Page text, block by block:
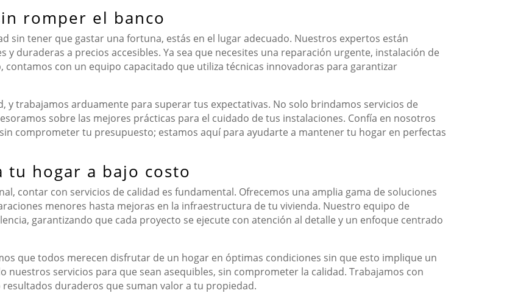
romper el banco
sin tener que gastar una fortuna, estás en el lugar adecuado. Nuestros expertos están
duraderas a precios accesibles. Ya sea que necesites una reparación urgente, instalación de
con un equipo capacitado que utiliza técnicas innovadoras para garantizar
y trabajamos arduamente para superar tus expectativas. No solo brindamos servicios de
sobre las mejores prácticas para el cuidado de tus instalaciones. Confía en nosotros
comprometer tu presupuesto; estamos aquí para ayudarte a mantener tu hogar en perfectas
tu hogar a bajo costo
contar con servicios de calidad es fundamental. Ofrecemos una amplia gama de soluciones
menores hasta mejoras en la infraestructura de tu vivienda. Nuestro equipo de
garantizando que cada proyecto se ejecute con atención al detalle y un enfoque centrado
que todos merecen disfrutar de un hogar en óptimas condiciones sin que esto implique un
nuestros servicios para que sean asequibles, sin comprometer la calidad. Trabajamos con
duraderos que suman valor a tu propiedad.